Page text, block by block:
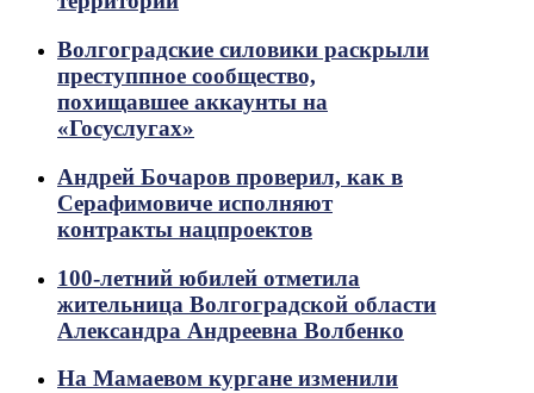
Волгоградские силовики раскрыли
преступпное сообщество,
похищавшее аккаунты на
«Госуслугах»
Андрей Бочаров проверил, как в
Серафимовиче исполняют
контракты нацпроектов
100-летний юбилей отметила
жительница Волгоградской области
Александра Андреевна Волбенко
На Мамаевом кургане изменили